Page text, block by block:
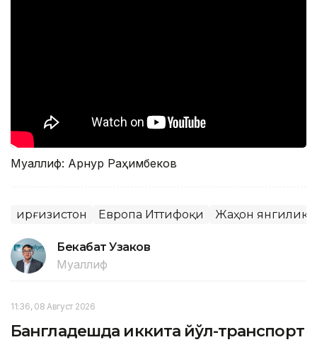
Муаллиф: Арнур Раҳимбеков
Қирғизистон Европа Иттифоқи Жаҳон
Бекабат Узаков
Муаллиф
11:36, 08 Август 2026
Бангладешда иккита йўл-транспорт